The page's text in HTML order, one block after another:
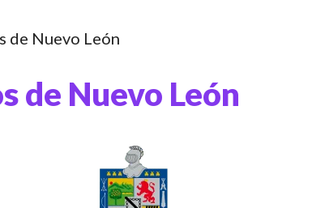
de Nuevo León
de Nuevo León